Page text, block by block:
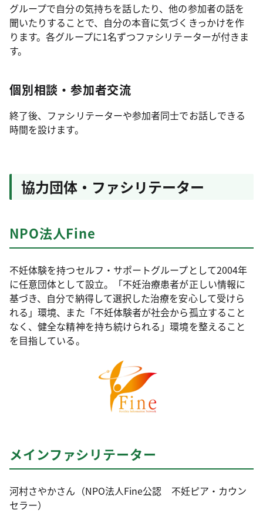
グループで自分の気持ちを話したり、他の参加者の話を
聞いたりすることで、自分の本音に気づくきっかけを作
ります。各グループに1名ずつファシリテーターが付きま
す。
個別相談・参加者交流
終了後、ファシリテーターや参加者同士でお話しできる
時間を設けます。
協力団体・ファシリテーター
NPO法人Fine
不妊体験を持つセルフ・サポートグループとして2004年
に任意団体として設立。「不妊治療患者が正しい情報に
基づき、自分で納得して選択した治療を安心して受けら
れる」環境、また「不妊体験者が社会から孤立すること
なく、健全な精神を持ち続けられる」環境を整えること
を目指している。
メインファシリテーター
河村さやかさん（NPO法人Fine公認 不妊ピア・カウン
セラー）